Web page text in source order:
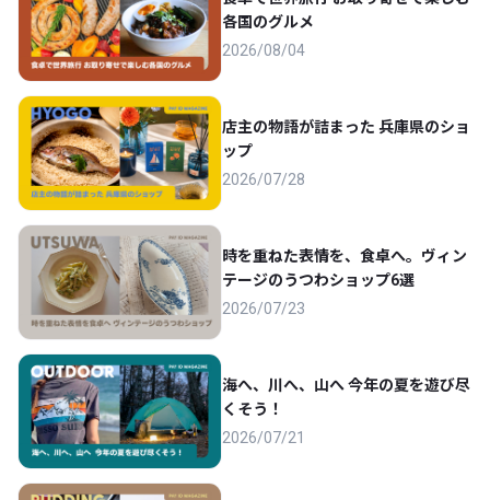
各国のグルメ
2026/08/04
店主の物語が詰まった 兵庫県のショ
ップ
2026/07/28
時を重ねた表情を、食卓へ。ヴィン
テージのうつわショップ6選
2026/07/23
海へ、川へ、山へ 今年の夏を遊び尽
くそう！
2026/07/21